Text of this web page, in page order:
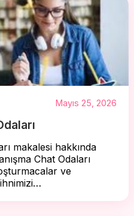
Mayıs 25, 2026
makalesi hakkında
Chat Odaları
ve